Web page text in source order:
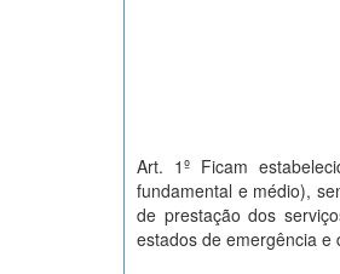
Art. 1º Ficam
fundamental e médio),
de prestação dos
estados de emergência e